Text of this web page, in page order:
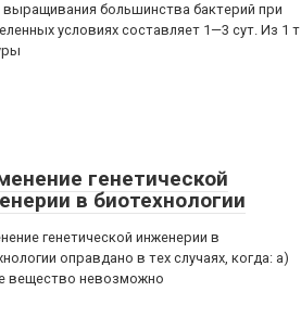
большинства бактерий при
условиях составляет 1—3 сут. Из 1 т
генетической
в биотехнологии
генетической инженерии в
оправдано в тех случаях, когда: а)
вещество невозможно